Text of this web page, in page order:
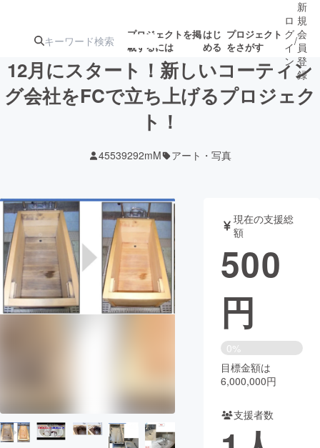
プロジェクトを掲
載するには
はじ
める
プロジェクト
をさがす
注目の新着プロ
テクノロジー・ガジェット
映像・映画 書籍・雑誌
ビジネス・起業
CAMPFIRE for Social Good
CAMPFIRE Creation
CAMPFIREふるさと納税machi-ya コミュニティ
ロ
グ
イ
ン
/
新
規
会
員
登
録
12月にスタート！新しいコーティン
グ会社をFCで立ち上げるプロジェク
ト！
45539292mM アート・写真
現在の支援総
額
500
円
0%
目標金額は
6,000,000円
支援者数